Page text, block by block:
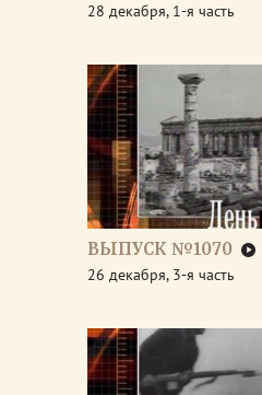
28 декабря, 1-я часть
ВЫПУСК №1070
26 декабря, 3-я часть